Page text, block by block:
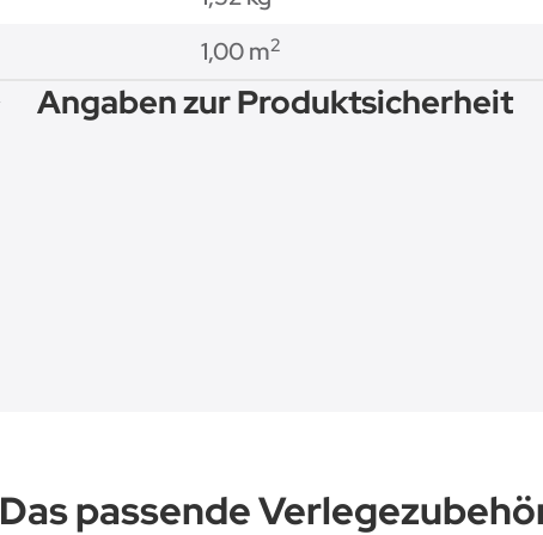
1,00 m2
Angaben zur Produktsicherheit
Das passende